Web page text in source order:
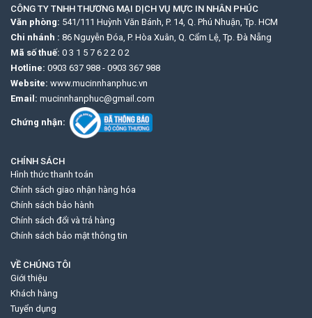
CÔNG TY TNHH THƯƠNG MẠI DỊCH VỤ MỰC IN NHÂN PHÚC
Văn phòng: 541/111 Huỳnh Văn Bánh, P. 14, Q. Phú Nhuận, Tp. HCM
Chi nhánh : 86 Nguyễn Đóa, P. Hòa Xuân, Q. Cẩm Lệ, Tp. Đà Nẵng
Mã số thuế: 0 3 1 5 7 6 2 2 0 2
Hotline: 0903 637 988 - 0903 367 988
Website: www.mucinnhanphuc.vn
Email: mucinnhanphuc@gmail.com
Chứng nhận:
CHÍNH SÁCH
Hình thức thanh toán
Chính sách giao nhận hàng hóa
Chính sách bảo hành
Chính sách đổi và trả hàng
Chính sách bảo mật thông tin
VỀ CHÚNG TÔI
Giới thiệu
Khách hàng
Tuyển dụng